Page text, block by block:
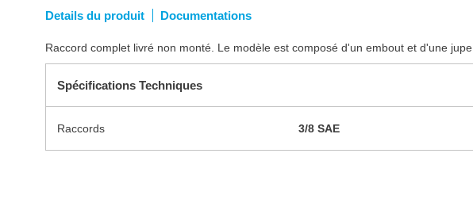
Details du produit Documentations
Raccord complet livré non monté. Le modèle est composé d'un embout et d'une jupe.
Spécifications Techniques
Raccords 3/8 SAE